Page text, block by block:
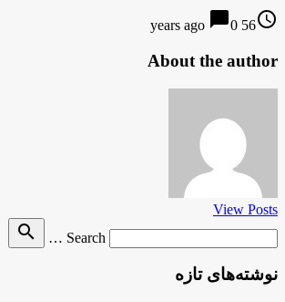
access_time
56 years ago
chat_bubble0
About the author
View Posts
Search …
search
نوشته‌های تازه